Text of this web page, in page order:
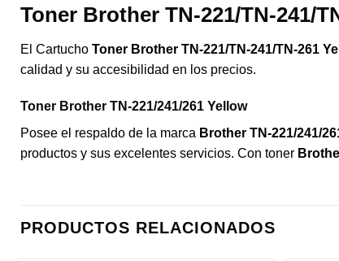
Toner Brother TN-221/TN-241/
El Cartucho Toner Brother TN-221/TN-241/TN-261
calidad y su accesibilidad en los precios.
Toner Brother TN-221/241/261 Yellow
Posee el respaldo de la marca Brother TN-221/241/
productos y sus excelentes servicios. Con toner
PRODUCTOS RELACIONADOS